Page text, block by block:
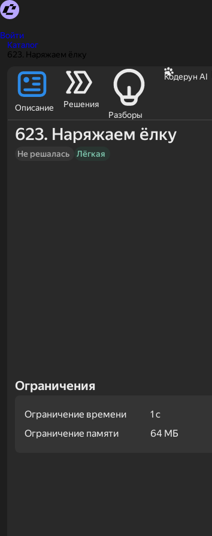
Войти
Каталог
623. Наряжаем ёлку
Описание
Решения
Разборы
Кодерун AI
623. Наряжаем ёлку
Не решалась Лёгкая
Ограничения
Ограничение времени
1 с
Ограничение памяти
64 МБ